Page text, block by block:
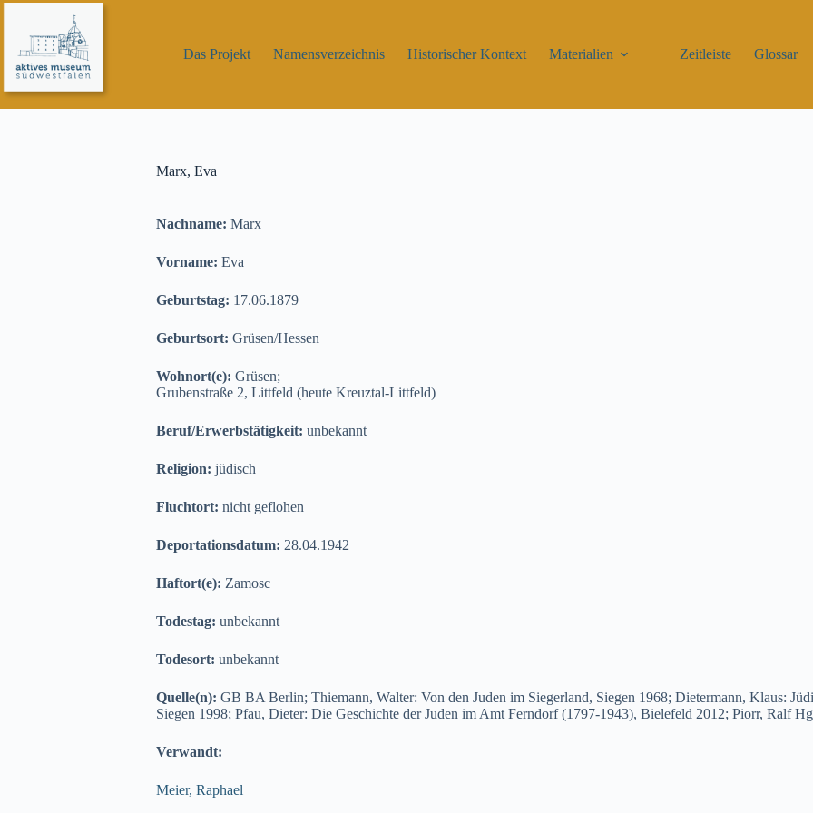
Zum
springen
Das Projekt
Namensverzeichnis Historischer Kontext Materialien Zeitleiste Glossar
Marx, Eva
Nachname: Marx
Vorname: Eva
Geburtstag: 17.06.1879
Geburtsort: Grüsen/Hessen
Wohnort(e): Grüsen;
Grubenstraße 2, Littfeld (heute Kreuztal-Littfeld)
Beruf/Erwerbstätigkeit: unbekannt
Religion: jüdisch
Fluchtort: nicht geflohen
Deportationsdatum: 28.04.1942
Haftort(e): Zamosc
Todestag: unbekannt
Todesort: unbekannt
Quelle(n): GB BA Berlin; Thiemann, Walter: Von den Juden im Siegerland, Siegen 1968; Dietermann, Klaus:
Siegen 1998; Pfau, Dieter: Die Geschichte der Juden im Amt Ferndorf (1797-1943), Bielefeld 2012; Piorr, Ralf
Verwandt:
Meier, Raphael